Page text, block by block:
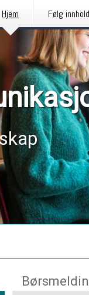
Hjem Følg innhold